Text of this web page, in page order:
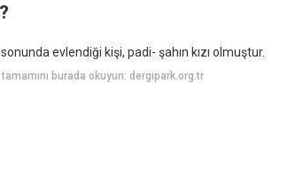
evlendiği kişi, padi- şahın kızı olmuştur.
tamamını burada okuyun: dergipark.org.tr